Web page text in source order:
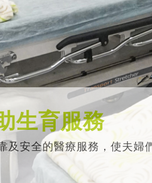
生育服務
及安全的醫療服務，使夫